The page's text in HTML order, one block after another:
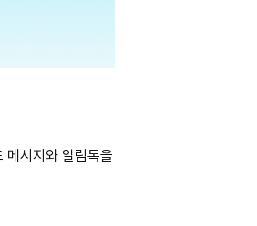
메시지와 알림톡을